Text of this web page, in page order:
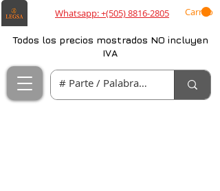
Whatsapp: +(505) 8816-2805 Carrito
Todos los precios mostrados NO incluyen
IVA